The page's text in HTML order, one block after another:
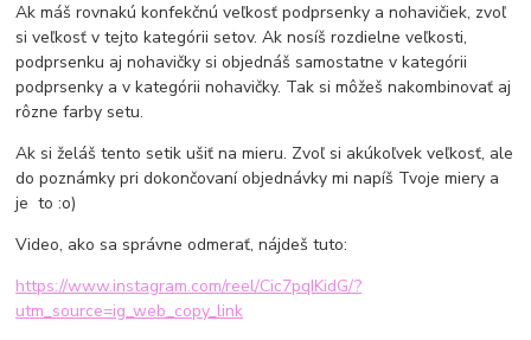
Ak máš rovnakú konfekčnú veľkosť podprsenky a nohavičiek, zvoľ
si veľkosť v tejto kategórii setov. Ak nosíš rozdielne veľkosti,
podprsenku aj nohavičky si objednáš samostatne v kategórii
podprsenky a v kategórii nohavičky. Tak si môžeš nakombinovať aj
rôzne farby setu.
Ak si želáš tento setik ušiť na mieru. Zvoľ si akúkoľvek veľkosť, ale
do poznámky pri dokončovaní objednávky mi napíš Tvoje miery a
je to :o)
Video, ako sa správne odmerať, nájdeš tuto:
https://www.instagram.com/reel/Cic7pqIKidG/?
utm_source=ig_web_copy_link